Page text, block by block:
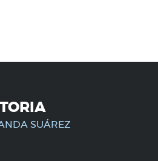
SUÁREZ